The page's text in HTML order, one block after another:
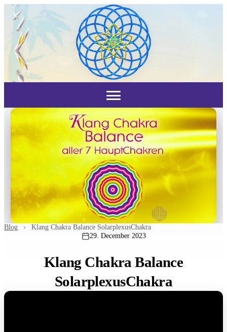
Blog › Klang Chakra Balance SolarplexusChakra
29. December 2023
Klang Chakra Balance
SolarplexusChakra